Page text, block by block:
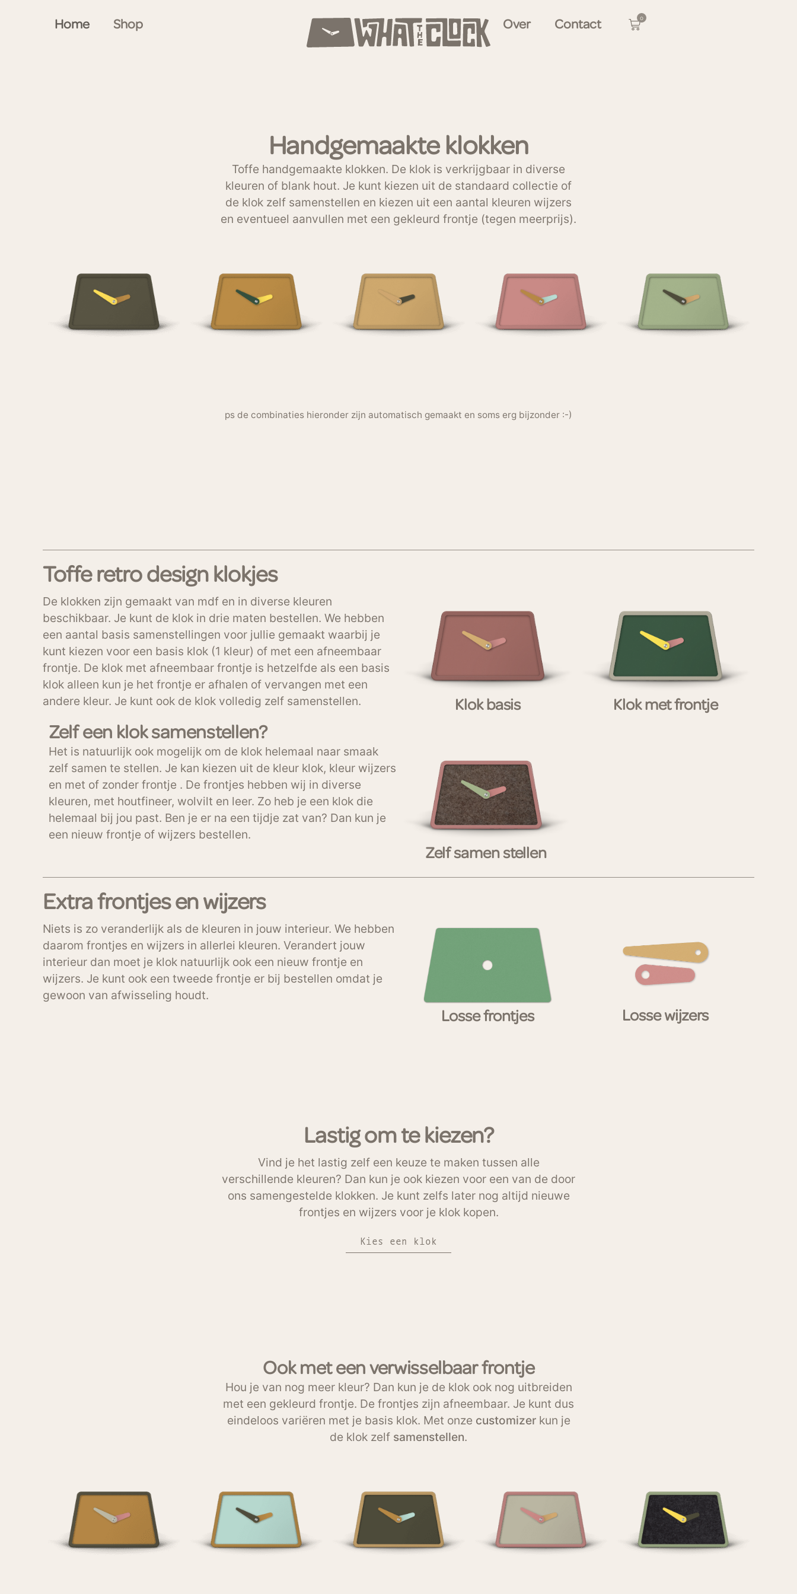
Home Shop Over Contact
0
Handgemaakte klokken
Toffe handgemaakte klokken. De klok is verkrijgbaar in diverse
kleuren of blank hout. Je kunt kiezen uit de standaard collectie of
de klok zelf samenstellen en kiezen uit een aantal kleuren wijzers
en eventueel aanvullen met een gekleurd frontje (tegen meerprijs).
ps de combinaties hieronder zijn automatisch gemaakt en soms erg bijzonder :-)
Toffe retro design klokjes
De klokken zijn gemaakt van mdf en in diverse kleuren
beschikbaar. Je kunt de klok in drie maten bestellen. We hebben
een aantal basis samenstellingen voor jullie gemaakt waarbij je
kunt kiezen voor een basis klok (1 kleur) of met een afneembaar
frontje. De klok met afneembaar frontje is hetzelfde als een basis
klok alleen kun je het frontje er afhalen of vervangen met een
andere kleur. Je kunt ook de klok volledig zelf samenstellen.
Klok basis Klok met frontje
Zelf een klok samenstellen?
Het is natuurlijk ook mogelijk om de klok helemaal naar smaak
zelf samen te stellen. Je kan kiezen uit de kleur klok, kleur wijzers
en met of zonder frontje . De frontjes hebben wij in diverse
kleuren, met houtfineer, wolvilt en leer. Zo heb je een klok die
helemaal bij jou past. Ben je er na een tijdje zat van? Dan kun je
een nieuw frontje of wijzers bestellen.
Zelf samen stellen
Extra frontjes en wijzers
Niets is zo veranderlijk als de kleuren in jouw interieur. We hebben
daarom frontjes en wijzers in allerlei kleuren. Verandert jouw
interieur dan moet je klok natuurlijk ook een nieuw frontje en
wijzers. Je kunt ook een tweede frontje er bij bestellen omdat je
gewoon van afwisseling houdt.
Losse frontjes Losse wijzers
Lastig om te kiezen?
Vind je het lastig zelf een keuze te maken tussen alle
verschillende kleuren? Dan kun je ook kiezen voor een van de door
ons samengestelde klokken. Je kunt zelfs later nog altijd nieuwe
frontjes en wijzers voor je klok kopen.
Kies een klok
Ook met een verwisselbaar frontje
Hou je van nog meer kleur? Dan kun je de klok ook nog uitbreiden
met een gekleurd frontje. De frontjes zijn afneembaar. Je kunt dus
eindeloos variëren met je basis klok. Met onze customizerkun je
de klok zelf samenstellen.